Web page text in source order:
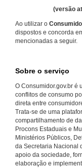
(versão
Ao utilizar o
dispostos e concorda
mencionadas a seguir.
Sobre o serviço
O Consumidor.gov.br é
conflitos de consumo
direta entre
Trata-se de uma
compartilhamento de
Procons Estaduais e
Ministérios Públicos,
da Secretaria Nacional
apoio da sociedade,
elaboração e